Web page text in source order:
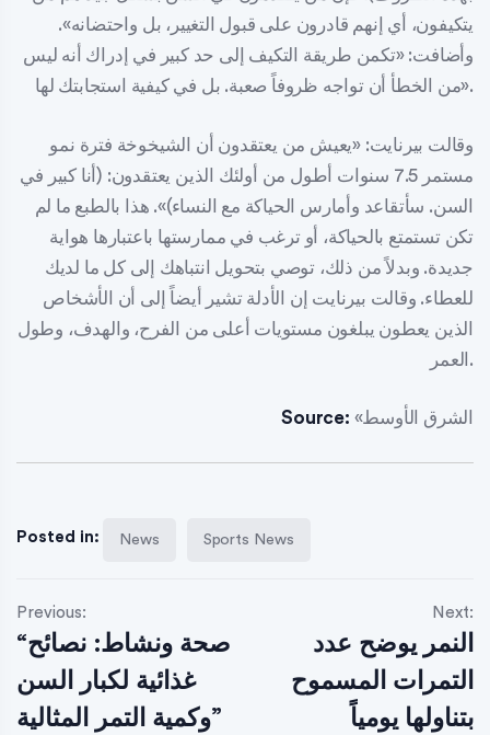
يتكيفون، أي إنهم قادرون على قبول التغيير، بل واحتضانه».
وأضافت: «تكمن طريقة التكيف إلى حد كبير في إدراك أنه ليس
من الخطأ أن تواجه ظروفاً صعبة. بل في كيفية استجابتك لها».
وقالت بيرنايت: «يعيش من يعتقدون أن الشيخوخة فترة نمو
مستمر 7.5 سنوات أطول من أولئك الذين يعتقدون: (أنا كبير في
السن. سأتقاعد وأمارس الحياكة مع النساء)». هذا بالطبع ما لم
تكن تستمتع بالحياكة، أو ترغب في ممارستها باعتبارها هواية
جديدة. وبدلاً من ذلك، توصي بتحويل انتباهك إلى كل ما لديك
للعطاء. وقالت بيرنايت إن الأدلة تشير أيضاً إلى أن الأشخاص
الذين يعطون يبلغون مستويات أعلى من الفرح، والهدف، وطول
العمر.
Source: «الشرق الأوسط
Posted in: News Sports News
Previous:
“صحة ونشاط: نصائح
غذائية لكبار السن
وكمية التمر المثالية”
Next:
النمر يوضح عدد
التمرات المسموح
بتناولها يومياً